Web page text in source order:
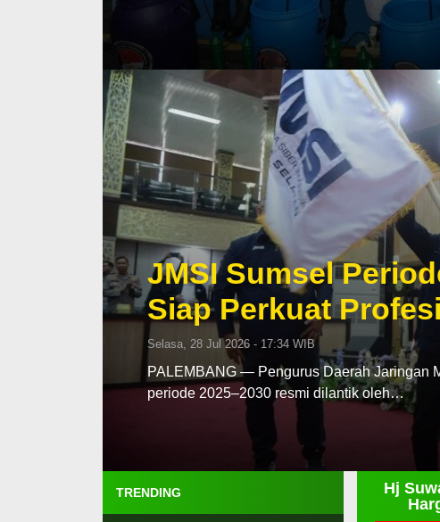
JMSI Sumsel
Siap Perkuat
Selasa, 28 Jul 2026 - 17:34 WIB
PALEMBANG — Pengurus Daerah Jaringan
periode 2025–2030 resmi dilantik oleh…
TRENDING
Hj